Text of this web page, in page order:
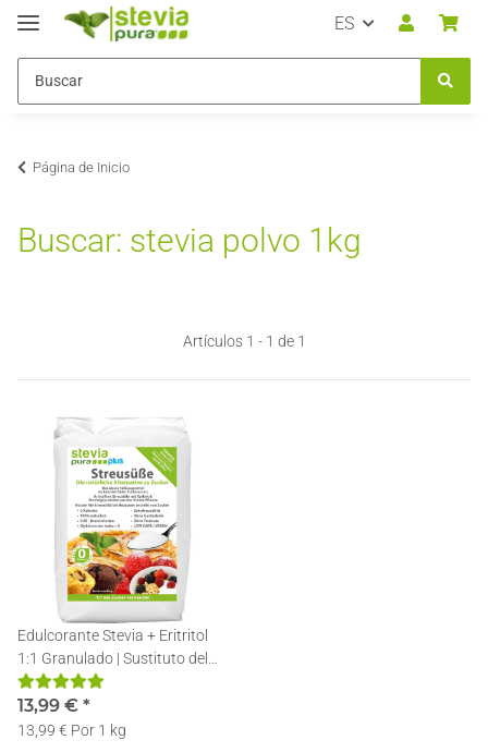
ES
Página de Inicio
Buscar: stevia polvo 1kg
Artículos 1 - 1 de 1
Edulcorante Stevia + Eritritol
1:1 Granulado | Sustituto del
Azúcar | Edulcorante en Polvo
con Eritritol y Estevia | 1kg
13,99 € *
13,99 € Por 1 kg